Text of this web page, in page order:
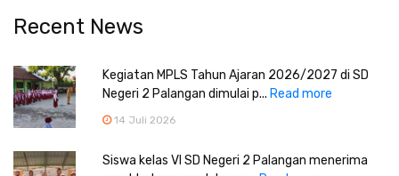
Recent News
Kegiatan MPLS Tahun Ajaran 2026/2027 di SD
Negeri 2 Palangan dimulai p... Read more
14 Juli 2026
Siswa kelas VI SD Negeri 2 Palangan menerima